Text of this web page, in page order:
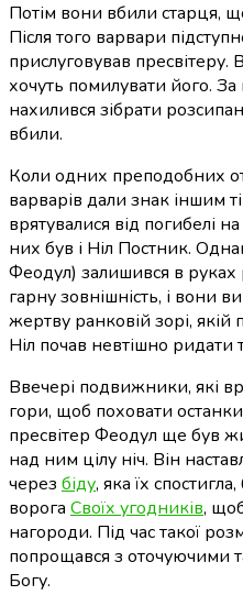
Потім вони вбили старця,
Після того варвари
прислуговував
хочуть помилувати його.
нахилився зібрати
вбили.
Коли одних преподобних
варварів дали знак іншим
врятувалися від погибелі
них був і Ніл Постник.
Феодул) залишився в руках
гарну зовнішність, і вони
жертву ранковій зорі,
Ніл почав невтішно ридати
Ввечері подвижники, які
гори, щоб поховати
пресвітер Феодул ще був
над ним цілу ніч. Він
через біду, яка їх
ворога Своїх угодників,
нагороди. Під час такої
попрощався з оточуючими
Богу.